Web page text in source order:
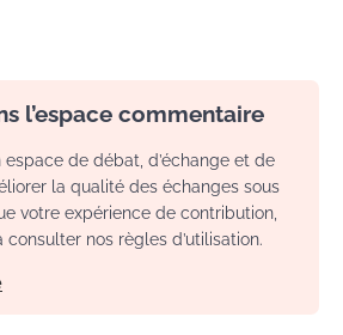
l’espace commentaire
espace de débat, d’échange et de
la qualité des échanges sous
votre expérience de contribution,
consulter nos règles d’utilisation.